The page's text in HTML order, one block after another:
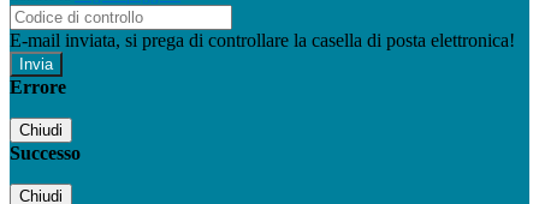
E-mail inviata, si prega di controllare la casella di posta elettronica!
Errore
Chiudi
Successo
Chiudi